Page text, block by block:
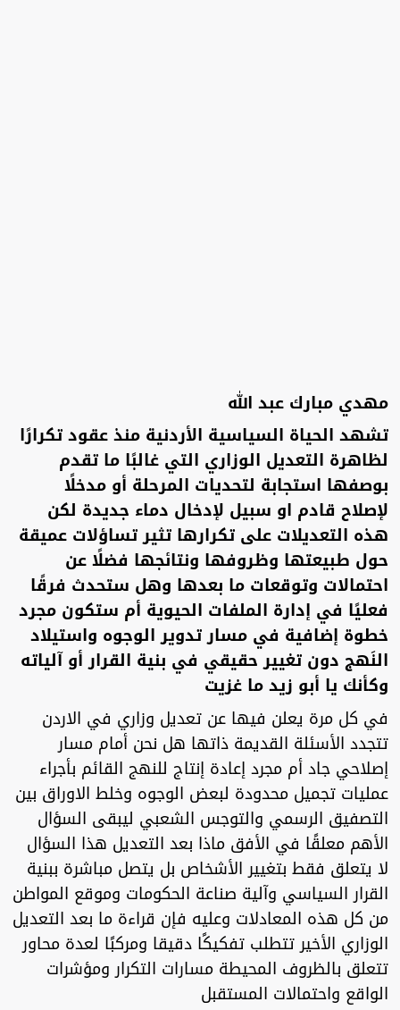
مهدي مبارك عبد الله
تشهد الحياة السياسية الأردنية منذ عقود تكرارًا
لظاهرة التعديل الوزاري التي غالبًا ما تقدم
بوصفها استجابة لتحديات المرحلة أو مدخلًا
لإصلاح قادم او سبيل لإدخال دماء جديدة لكن
هذه التعديلات على تكرارها تثير تساؤلات عميقة
حول طبيعتها وظروفها ونتائجها فضلًا عن
احتمالات وتوقعات ما بعدها وهل ستحدث فرقًا
فعليًا في إدارة الملفات الحيوية أم ستكون مجرد
خطوة إضافية في مسار تدوير الوجوه واستيلاد
النَهج دون تغيير حقيقي في بنية القرار أو آلياته
وكأنك يا أبو زيد ما غزيت
في كل مرة يعلن فيها عن تعديل وزاري في الاردن
تتجدد الأسئلة القديمة ذاتها هل نحن أمام مسار
إصلاحي جاد أم مجرد إعادة إنتاج للنهج القائم بأجراء
عمليات تجميل محدودة لبعض الوجوه وخلط الاوراق بين
التصفيق الرسمي والتوجس الشعبي ليبقى السؤال
الأهم معلقًا في الأفق ماذا بعد التعديل هذا السؤال
لا يتعلق فقط بتغيير الأشخاص بل يتصل مباشرة ببنية
القرار السياسي وآلية صناعة الحكومات وموقع المواطن
من كل هذه المعادلات وعليه فإن قراءة ما بعد التعديل
الوزاري الأخير تتطلب تفكيكًا دقيقا ومركبًا لعدة محاور
تتعلق بالظروف المحيطة مسارات التكرار ومؤشرات
الواقع واحتمالات المستقبل